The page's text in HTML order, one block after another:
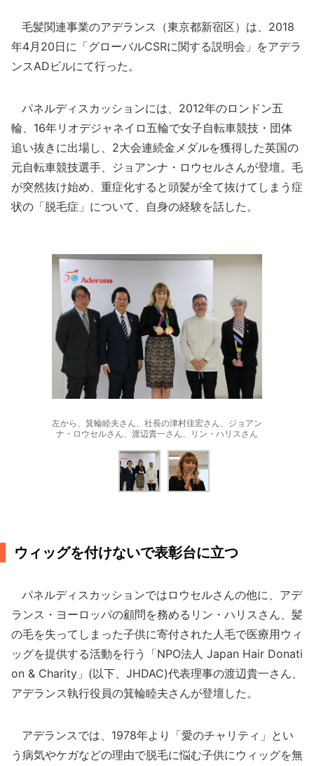
毛髪関連事業のアデランス（東京都新宿区）は、2018
年4月20日に「グローバルCSRに関する説明会」をアデラ
ンスADビルにて行った。
パネルディスカッションには、2012年のロンドン五
輪、16年リオデジャネイロ五輪で女子自転車競技・団体
追い抜きに出場し、2大会連続金メダルを獲得した英国の
元自転車競技選手、ジョアンナ・ロウセルさんが登壇。毛
が突然抜け始め、重症化すると頭髪が全て抜けてしまう症
状の「脱毛症」について、自身の経験を話した。
左から、箕輪睦夫さん、社長の津村佳宏さん、ジョアン
ナ・ロウセルさん、渡辺貴一さん、リン・ハリスさん
ウィッグを付けないで表彰台に立つ
パネルディスカッションではロウセルさんの他に、アデ
ランス・ヨーロッパの顧問を務めるリン・ハリスさん、髪
の毛を失ってしまった子供に寄付された人毛で医療用ウィ
ッグを提供する活動を行う「NPO法人 Japan Hair Donati
on & Charity」(以下、JHDAC)代表理事の渡辺貴一さん、
アデランス執行役員の箕輪睦夫さんが登壇した。
アデランスでは、1978年より「愛のチャリティ」とい
う病気やケガなどの理由で脱毛に悩む子供にウィッグを無